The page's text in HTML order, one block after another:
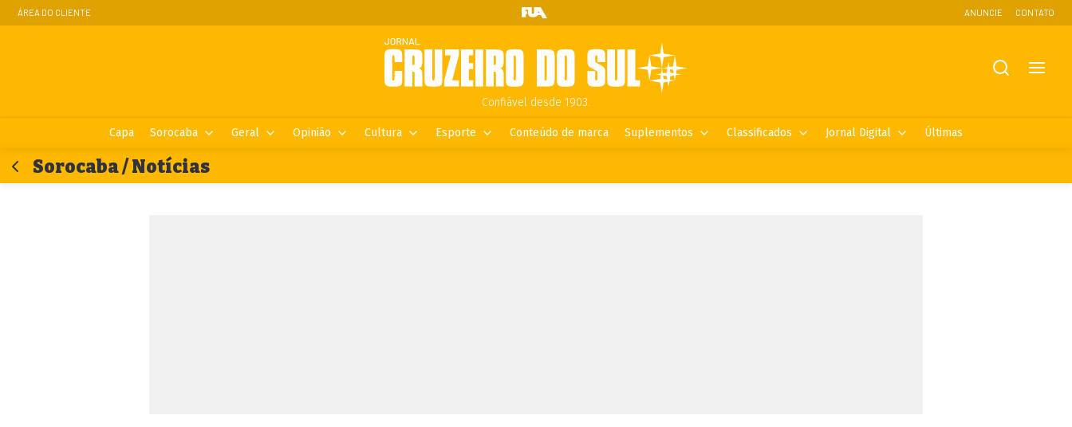
ÁREA DO CLIENTE ANUNCIE CONTATO
Confiável desde 1903.
Capa Sorocaba Geral Opinião Cultura Esporte Conteúdo de marca Suplementos Classificados Jornal Digital Últimas
Sorocaba / Notícias